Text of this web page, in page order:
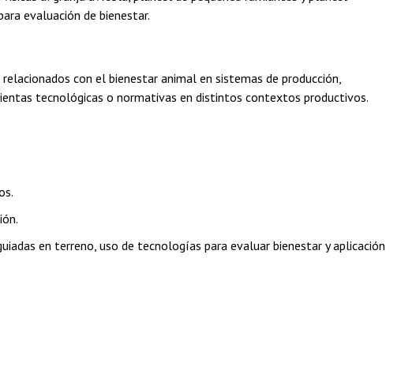
evaluación de bienestar.
con el bienestar animal en sistemas de producción,
tecnológicas o normativas en distintos contextos productivos.
en terreno, uso de tecnologías para evaluar bienestar y aplicación